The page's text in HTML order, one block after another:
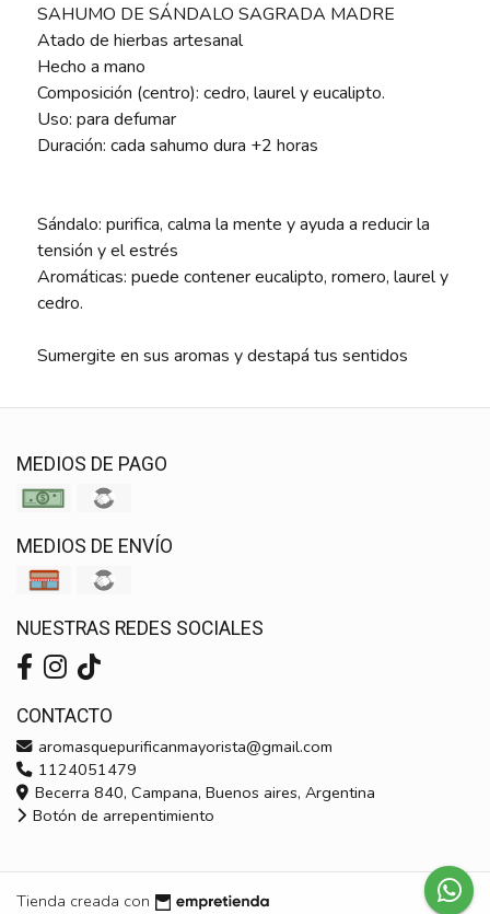
SAHUMO DE SÁNDALO SAGRADA MADRE
Atado de hierbas artesanal
Hecho a mano
Composición (centro): cedro, laurel y eucalipto.
Uso: para defumar
Duración: cada sahumo dura +2 horas
Sándalo: purifica, calma la mente y ayuda a reducir la
tensión y el estrés
Aromáticas: puede contener eucalipto, romero, laurel y
cedro.
Sumergite en sus aromas y destapá tus sentidos
MEDIOS DE PAGO
MEDIOS DE ENVÍO
NUESTRAS REDES SOCIALES
CONTACTO
aromasquepurificanmayorista@gmail.com
1124051479
Becerra 840, Campana, Buenos aires, Argentina
Botón de arrepentimiento
Tienda creada con